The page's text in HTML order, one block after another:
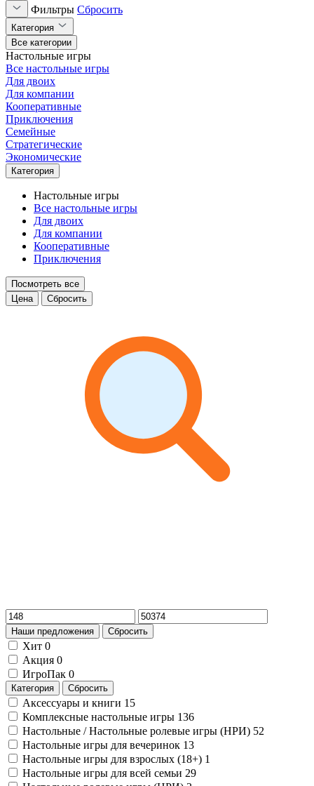
Фильтры Сбросить
Категория
Все категории
Настольные игры
Все настольные игры
Для двоих
Для компании
Кооперативные
Приключения
Семейные
Стратегические
Экономические
Категория
Настольные игры
Все настольные игры
Для двоих
Для компании
Кооперативные
Приключения
Посмотреть все
Цена
Сбросить
Наши предложения Сбросить
Хит 0
Акция 0
ИгроПак 0
Категория Сбросить
Аксессуары и книги 15
Комплексные настольные игры 136
Настольные / Настольные ролевые игры (НРИ) 52
Настольные игры для вечеринок 13
Настольные игры для взрослых (18+) 1
Настольные игры для всей семьи 29